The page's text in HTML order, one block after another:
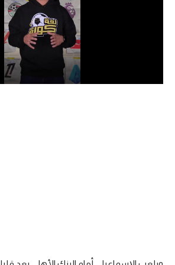
الدوري السعودي للمحترفين